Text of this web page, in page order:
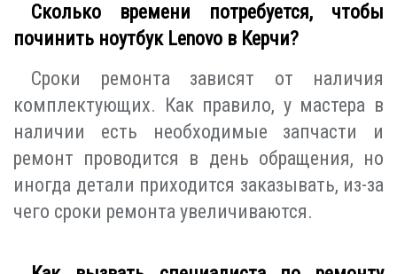
Сколько времени потребуется, чтобы
починить ноутбук Lenovo в Керчи?
Сроки ремонта зависят от наличия
комплектующих. Как правило, у мастера в
наличии есть необходимые запчасти и
ремонт проводится в день обращения, но
иногда детали приходится заказывать, из-за
чего сроки ремонта увеличиваются.